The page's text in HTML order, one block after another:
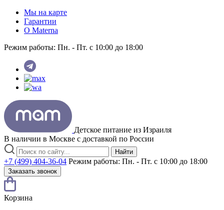
Мы на карте
Гарантии
O Materna
Режим работы: Пн. - Пт. с 10:00 до 18:00
Детское питание из Израиля
В наличии в Москве с доставкой по России
Найти
+7 (499) 404-36-04 Режим работы: Пн. - Пт. с 10:00 до 18:00
Заказать звонок
Корзина